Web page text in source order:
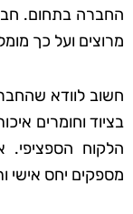
החברה בתחום.
מרוצים ועל כך
חשוב לוודא
בציוד וחומרים
הלקוח הספציפי.
מספקים יחס אישי